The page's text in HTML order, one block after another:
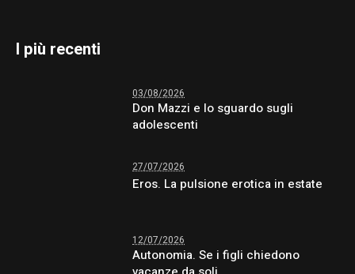
I più recenti
03/08/2026
Don Mazzi e lo sguardo sugli
adolescenti
27/07/2026
Eros. La pulsione erotica in estate
12/07/2026
Autonomia. Se i figli chiedono